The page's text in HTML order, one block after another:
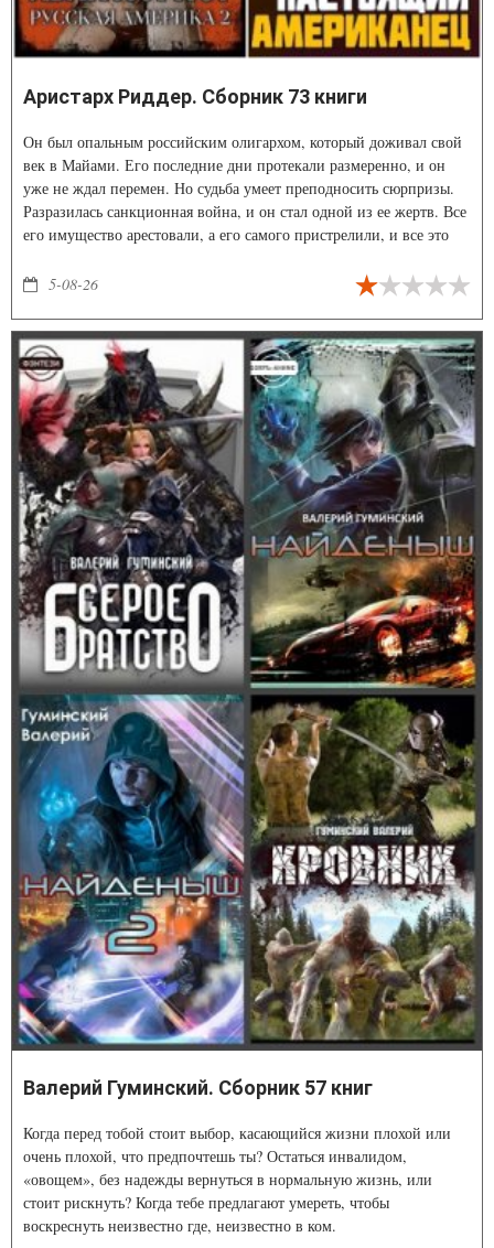
Аристарх Риддер. Сборник 73 книги
Он был опальным российским олигархом, который доживал свой
век в Майами. Его последние дни протекали размеренно, и он
уже не ждал перемен. Но судьба умеет преподносить сюрпризы.
Разразилась санкционная война, и он стал одной из ее жертв. Все
его имущество арестовали, а его самого пристрелили, и все это
5-08-26
Валерий Гуминский. Сборник 57 книг
Когда перед тобой стоит выбор, касающийся жизни плохой или
очень плохой, что предпочтешь ты? Остаться инвалидом,
«овощем», без надежды вернуться в нормальную жизнь, или
стоит рискнуть? Когда тебе предлагают умереть, чтобы
воскреснуть неизвестно где, неизвестно в ком.